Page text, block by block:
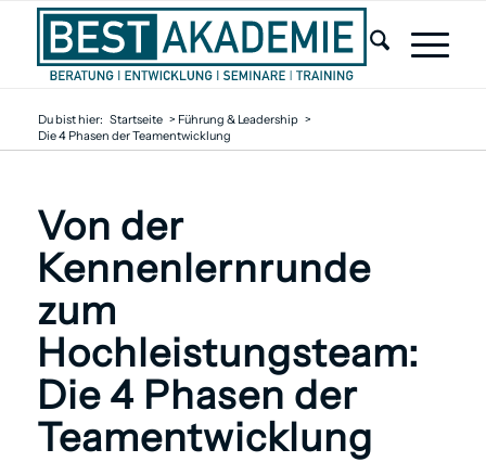
Du bist hier: Startseite > Führung & Leadership >
Die 4 Phasen der Teamentwicklung
Von der
Kennenlernrunde
zum
Hochleistungsteam:
Die 4 Phasen der
Team­entwicklung